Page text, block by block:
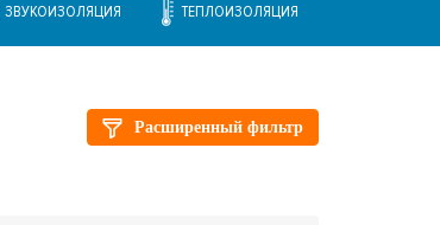
ЗВУКОИЗОЛЯЦИЯ ТЕПЛОИЗОЛЯЦИЯ
Расширенный фильтр